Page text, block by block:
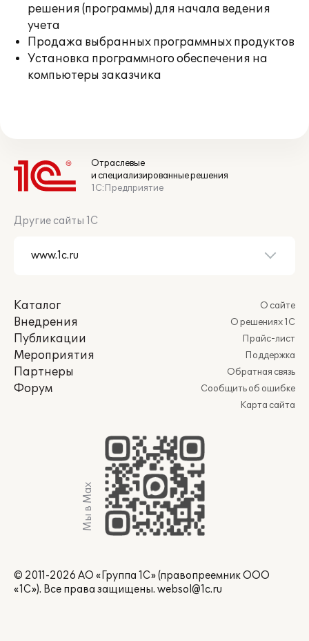
решения (программы) для начала ведения
учета
Продажа выбранных программных продуктов
Установка программного обеспечения на
компьютеры заказчика
Отраслевые
и специализированные решения
1С:Предприятие
Другие сайты 1С
Каталог
Внедрения
Публикации
Мероприятия
Партнеры
Форум
О сайте
О решениях 1С
Прайс-лист
Поддержка
Обратная связь
Сообщить об ошибке
Карта сайта
Мы в Max
© 2011-2026 АО «Группа 1С» (правопреемник ООО
«1С»). Все права защищены. websol@1c.ru